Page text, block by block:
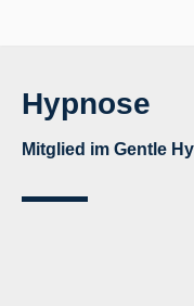
Inhalt
springen
Hypnose
Mitglied im Gentle